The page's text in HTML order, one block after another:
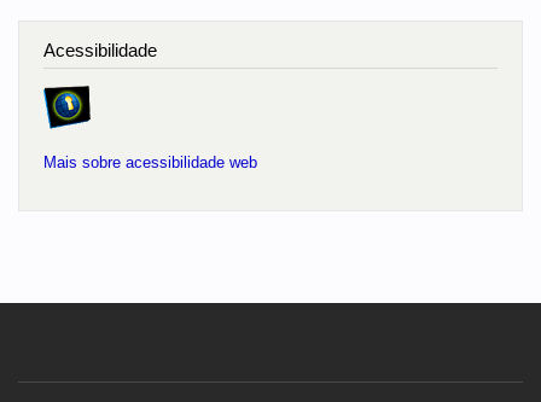
Acessibilidade
Mais sobre acessibilidade web